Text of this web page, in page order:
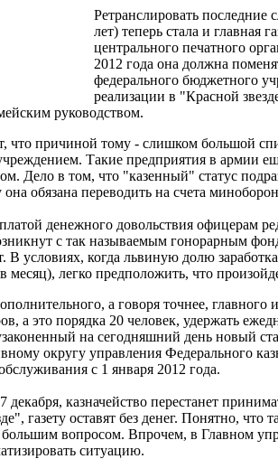
Ретранслировать
лет) теперь стала и главная
центрального печатного
2012 года она должна
федерального бюджетного
реализации в "Красной
руководством.
что причиной тому - слишком большой
Такие предприятия в армии
Дело в том, что "казенный" статус
обязана переводить на счета
денежного довольствия офицерам
с так называемым гонорарным
В условиях, когда львиную долю
месяц), легко предположить, что
а говоря точнее, главного
а это порядка 20 человек, удержать
на сегодняшний день новый
округу управления Федерального
с 1 января 2012 года.
декабря, казначейство перестанет
газету оставят без денег. Понятно,
большим вопросом. Впрочем, в Главном
ситуацию.